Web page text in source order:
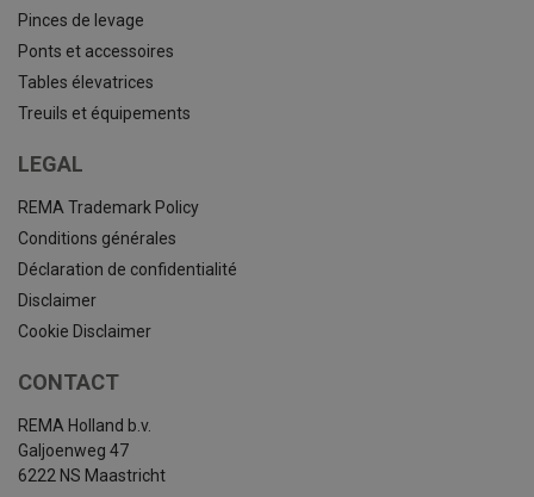
Pinces de levage
Ponts et accessoires
Tables élevatrices
Treuils et équipements
LEGAL
REMA Trademark Policy
Conditions générales
Déclaration de confidentialité
Disclaimer
Cookie Disclaimer
CONTACT
REMA Holland b.v.
Galjoenweg 47
6222 NS Maastricht